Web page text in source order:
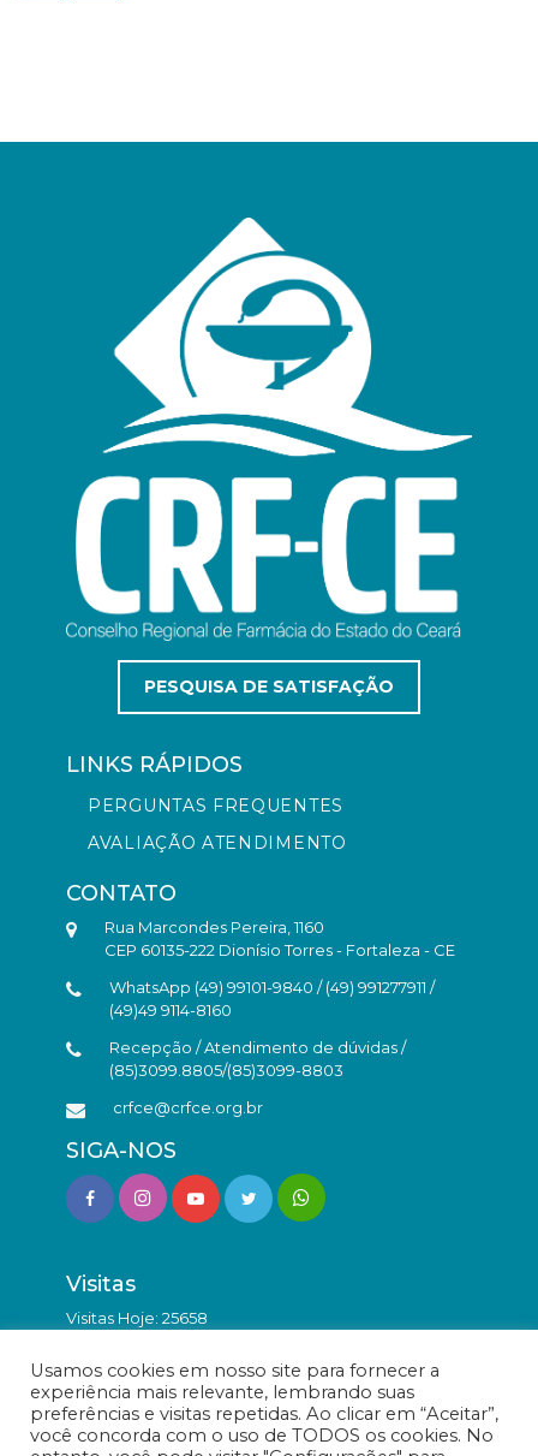
PESQUISA DE SATISFAÇÃO
LINKS RÁPIDOS
PERGUNTAS FREQUENTES
AVALIAÇÃO ATENDIMENTO
CONTATO
Rua Marcondes Pereira, 1160
CEP 60135-222 Dionísio Torres - Fortaleza - CE
WhatsApp (49) 99101-9840 / (49) 991277911 /
(49)49 9114-8160
Recepção / Atendimento de dúvidas /
(85)3099.8805/(85)3099-8803
crfce@crfce.org.br
SIGA-NOS
Visitas
Visitas Hoje: 25658
Usamos cookies em nosso site para fornecer a
experiência mais relevante, lembrando suas
preferências e visitas repetidas. Ao clicar em “Aceitar”,
você concorda com o uso de TODOS os cookies. No